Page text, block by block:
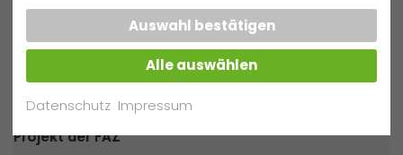
„4x Gelände und 1x Anziehen“
weiterlesen
Donnerstag, 2. Juli 2026
Erfolgreiche Teilnahme am „Jugend und Wirtschaft“-
Projekt der FAZ
Auswahl bestätigen
Alle auswählen
Datenschutz Impressum